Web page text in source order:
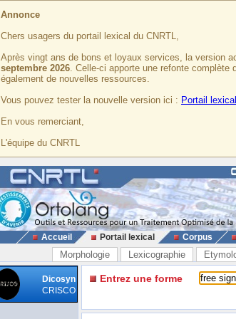
Annonce
Chers usagers du portail lexical du CNRTL,
Après vingt ans de bons et loyaux services, la version
septembre 2026. Celle-ci apporte une refonte
également de nouvelles ressources.
Vous pouvez tester la nouvelle version ici : Portail lexical
En vous remerciant,
L'équipe du CNRTL
Accueil Portail lexical Corpus
Morphologie Lexicographie
Dicosyn
CRISCO
Entrez une forme